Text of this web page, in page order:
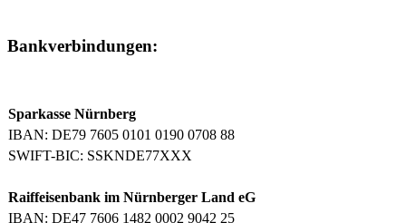
Bankverbindungen:
Sparkasse Nürnberg
IBAN: DE79 7605 0101 0190 0708 88
SWIFT-BIC: SSKNDE77XXX
Raiffeisenbank im Nürnberger Land eG
IBAN: DE47 7606 1482 0002 9042 25